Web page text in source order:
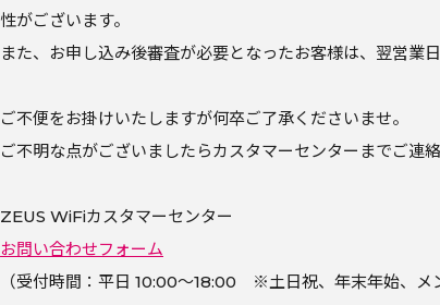
性がございます。
また、お申し込み後審査が必要となったお客様は、翌営業
ご不便をお掛けいたしますが何卒ご了承くださいませ。
ご不明な点がございましたらカスタマーセンターまでご連
ZEUS WiFiカスタマーセンター
お問い合わせフォーム
（受付時間：平日 10:00～18:00 ※土日祝、年末年始、メ